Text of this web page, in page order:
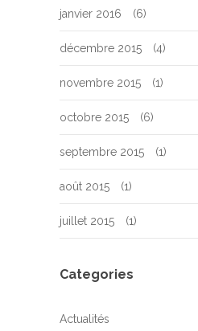
janvier 2016 (6)
décembre 2015 (4)
novembre 2015 (1)
octobre 2015 (6)
septembre 2015 (1)
août 2015 (1)
juillet 2015 (1)
Categories
Actualités